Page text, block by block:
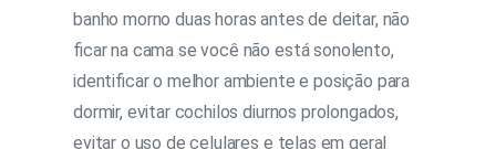
banho morno duas horas antes de deitar, não
ficar na cama se você não está sonolento,
identificar o melhor ambiente e posição para
dormir, evitar cochilos diurnos prolongados,
evitar o uso de celulares e telas em geral